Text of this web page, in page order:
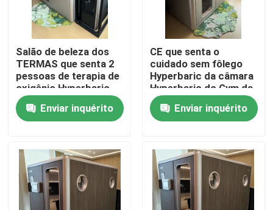
Controle da qualidade
Peça umas citações
Câmara Hyperbaric de HBOT
Câmara Hyperbaric de envelhecimento reversa
1,3 ATA Hyperbaric
Salão de beleza dos
TERMAS que senta 2
pessoas de terapia de
oxigênio Hyperbaric
suave da câmara
HyperbaricEnviar inquérito
CE que senta o
cuidado sem fôlego
Hyperbaric da câmara
Hyperbaric do Gym da
máquina do oxigênio
Enviar inquérito